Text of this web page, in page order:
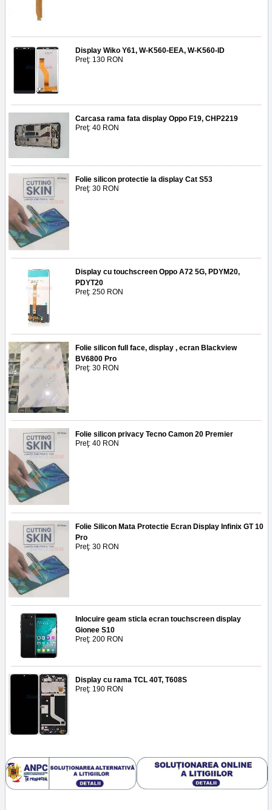
Display Wiko Y61, W-K560-EEA, W-K560-ID
Preţ: 130 RON
Carcasa rama fata display Oppo F19, CHP2219
Preţ: 40 RON
Folie silicon protectie la display Cat S53
Preţ: 30 RON
Display cu touchscreen Oppo A72 5G, PDYM20,
PDYT20
Preţ: 250 RON
Folie silicon full face, display , ecran Blackview
BV6800 Pro
Preţ: 30 RON
Folie silicon privacy Tecno Camon 20 Premier
Preţ: 40 RON
Folie Silicon Mata Protectie Ecran Display Infinix GT 10
Pro
Preţ: 30 RON
Inlocuire geam sticla ecran touchscreen display
Gionee S10
Preţ: 200 RON
Display cu rama TCL 40T, T608S
Preţ: 190 RON